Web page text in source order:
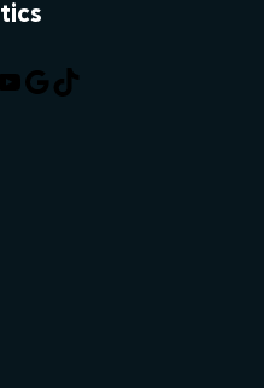
Google
TikTok